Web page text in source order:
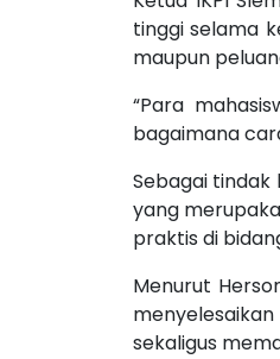
tinggi selama
maupun
“Para
bagaimana
Sebagai
yang
praktis di
Menurut
sekaligus